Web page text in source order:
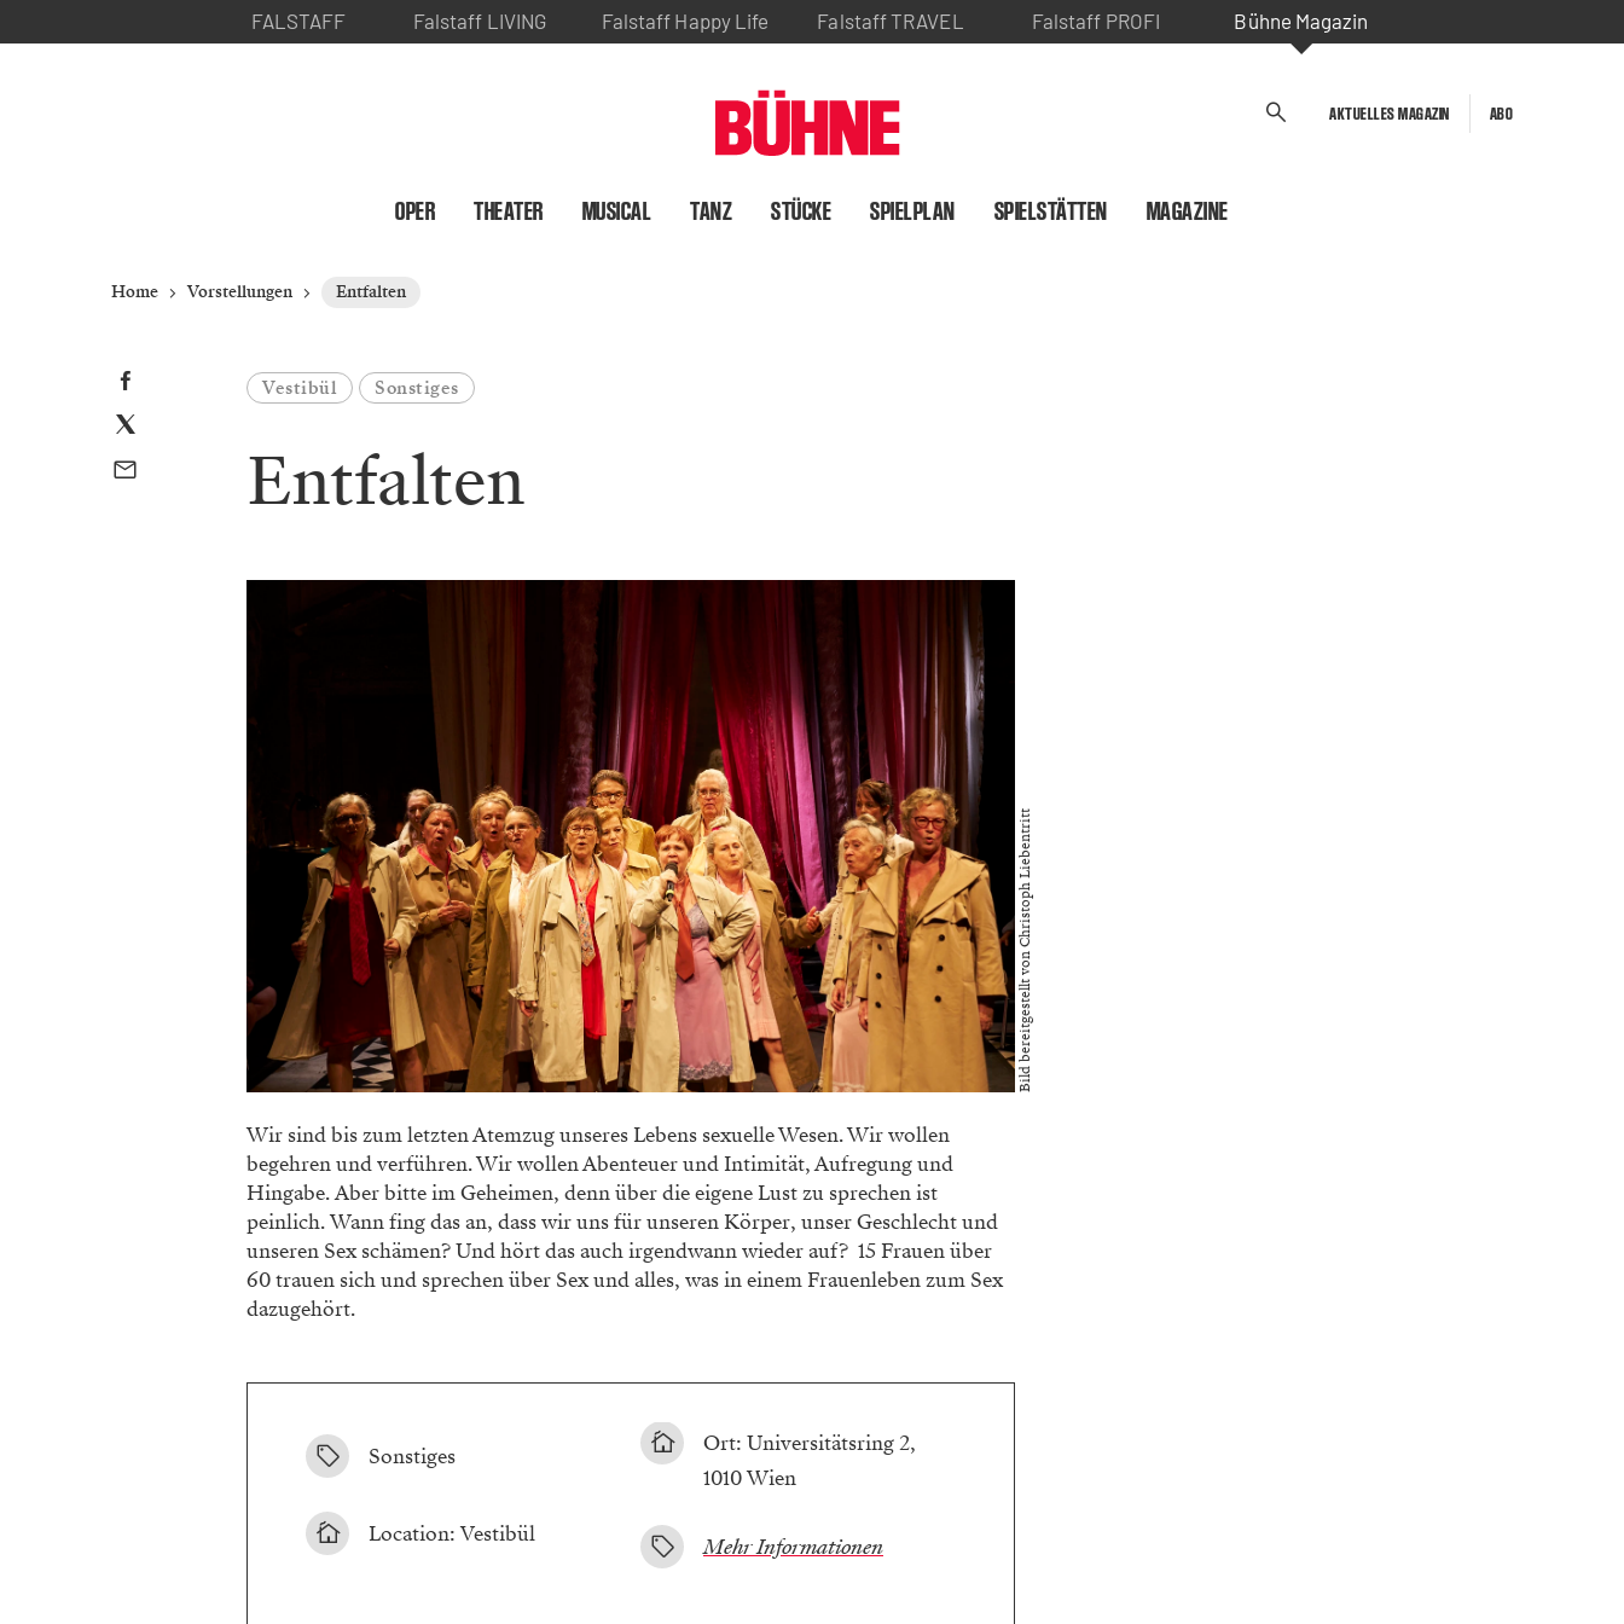
FALSTAFF Falstaff LIVING Falstaff Happy Life Falstaff TRAVEL Falstaff PROFI Bühne Magazin
AKTUELLES MAGAZIN ABO
OPER THEATER MUSICAL TANZ STÜCKE SPIELPLAN SPIELSTÄTTEN MAGAZINE
Home Vorstellungen Entfalten
Vestibül Sonstiges
Entfalten
Bild bereitgestellt von Christoph Liebentritt
Wir sind bis zum letzten Atemzug unseres Lebens sexuelle Wesen. Wir wollen
begehren und verführen. Wir wollen Abenteuer und Intimität, Aufregung und
Hingabe. Aber bitte im Geheimen, denn über die eigene Lust zu sprechen ist
peinlich. Wann fing das an, dass wir uns für unseren Körper, unser Geschlecht und
unseren Sex schämen? Und hört das auch irgendwann wieder auf? 15 Frauen über
60 trauen sich und sprechen über Sex und alles, was in einem Frauenleben zum Sex
dazugehört.
Sonstiges
Location: Vestibül
Ort: Universitätsring 2,
1010 Wien
Mehr Informationen